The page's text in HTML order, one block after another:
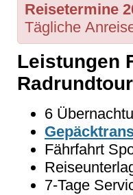
Reisetermine
Tägliche
Leistungen
6
Fährfahrt
7-Tage